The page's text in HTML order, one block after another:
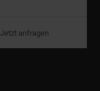
Jetzt anfragen